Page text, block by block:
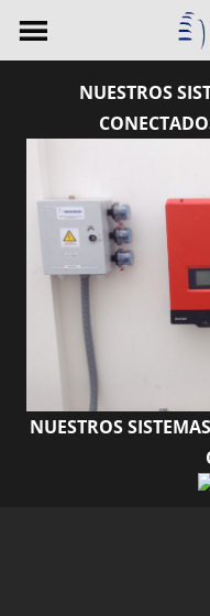
NUESTROS
NUESTROS